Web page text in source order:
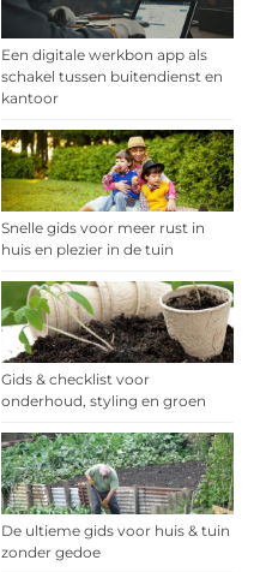
Een digitale werkbon app als
schakel tussen buitendienst en
kantoor
Snelle gids voor meer rust in
huis en plezier in de tuin
Gids & checklist voor
onderhoud, styling en groen
De ultieme gids voor huis & tuin
zonder gedoe